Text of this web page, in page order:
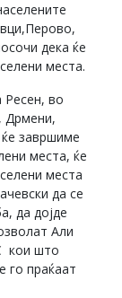
дека ќе
места.
во
Дрмени,
завршиме
места, ќе
места
да се
да дојде
Али
кои што
го праќаат